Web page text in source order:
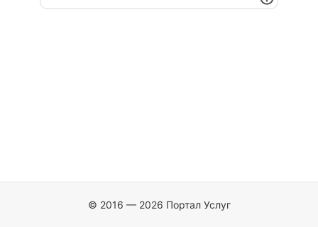
© 2016 — 2026 Портал Услуг